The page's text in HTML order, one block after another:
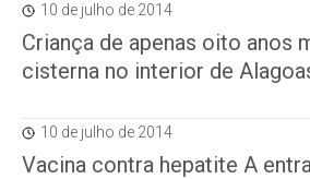
10 de julho de 2014
Criança de apenas oito anos
cisterna no interior de
10 de julho de 2014
Vacina contra hepatite A